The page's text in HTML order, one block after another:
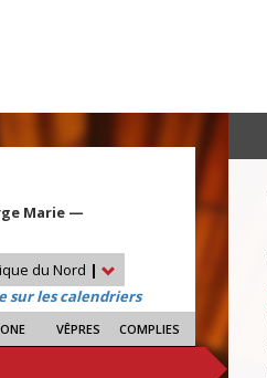
Marie —
du Nord |
sur les calendriers
VÊPRES COMPLIES